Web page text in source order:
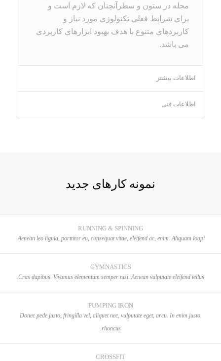
مجله در ستون و سطرآنچنان که لازم است و
برای شرایط فعلی تکنولوژی مورد نیاز و
کاربردهای متنوع با هدف بهبود ابزارهای کاربردی
می باشد.
اطلاعات بیشتر
اطلاعات فنی
نمونه کارهای جدید
RUNNING & SPINNING
Aenean leo ligula, porttitor eu, consequat vitae, eleifend ac, enim. Aliquam loapi.
GYMNASTICS
Cras dapibus. Vivamus elementum semper nisi. Aenean vulputate eleifend tellus.
PUMPING IRON
Donec pede justo, fringilla vel, aliquet nec, vulputate eget, arcu. In enim justo,
rhoncus.
CROSSFIT